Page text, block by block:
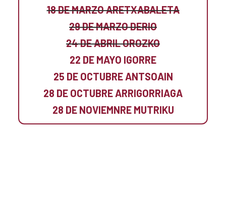
18 DE MARZO ARETXABALETA
29 DE MARZO DERIO
24 DE ABRIL OROZKO
22 DE MAYO IGORRE
25 DE OCTUBRE ANTSOAIN
28 DE OCTUBRE ARRIGORRIAGA
28 DE NOVIEMNRE MUTRIKU